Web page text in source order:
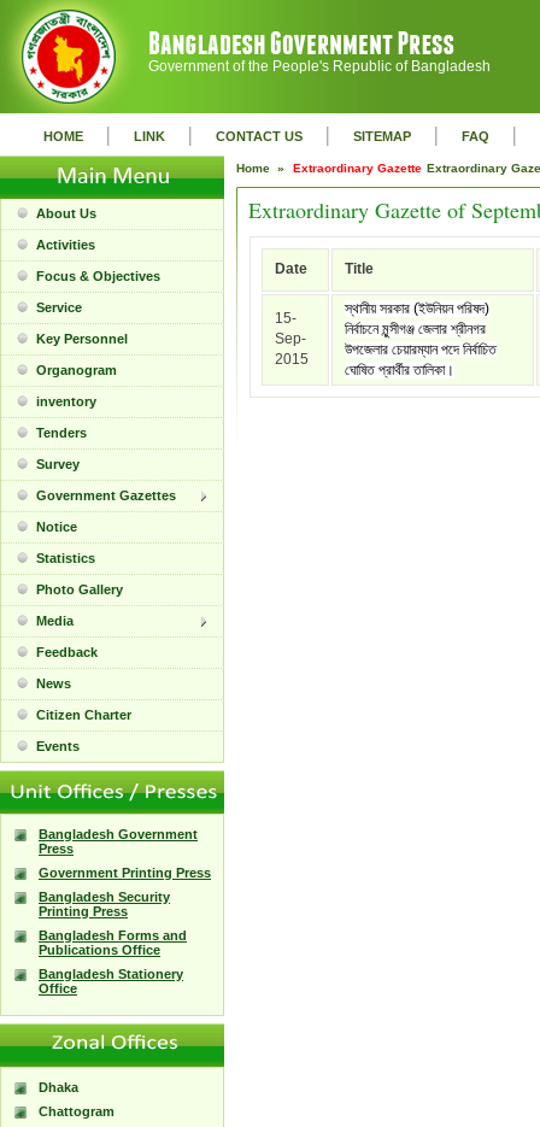
Government of the People's Republic of Bangladesh
HOME | LINK | CONTACT US | SITEMAP | FAQ |
About Us
Activities
Focus & Objectives
Service
Key Personnel
Organogram
inventory
Tenders
Survey
Government Gazettes
Notice
Statistics
Photo Gallery
Media
Feedback
News
Citizen Charter
Events
Bangladesh Government
Press
Government Printing Press
Bangladesh Security
Printing Press
Bangladesh Forms and
Publications Office
Bangladesh Stationery
Office
Dhaka
Chattogram
Home » Extraordinary Gazette Extraordinary
Extraordinary Gazette of
Date Title
15-
Sep-
2015
স্থানীয় সরকার (ইউনিয়ন পরিষদ)
নির্বাচনে মুন্সীগঞ্জ জেলার শ্রীনগর
উপজেলার চেয়ারম্যান পদে নির্বাচিত
ঘোষিত প্রার্থীর তালিকা।